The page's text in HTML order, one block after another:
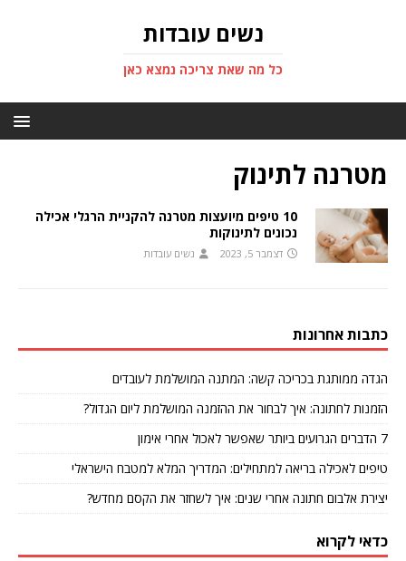
נשים עובדות
כל מה שאת צריכה נמצא כאן
מטרנה לתינוק
10 טיפים מיועצות מטרנה להקניית הרגלי אכילה
נכונים לתינוקות
דצמבר 5, 2023 נשים עובדות
כתבות אחרונות
הגדה ממותגת בכריכה קשה: המתנה המושלמת לעובדים
הזמנות לחתונה: איך לבחור את ההזמנה המושלמת ליום הגדול?
7 הדברים הגרועים ביותר שאפשר לאכול אחרי אימון
טיפים לאכילה בריאה למתחילים: המדריך המלא למטבח הישראלי
יצירת אלבום חתונה אחרי שנים: איך לשחזר את הקסם מחדש?
כדאי לקרוא